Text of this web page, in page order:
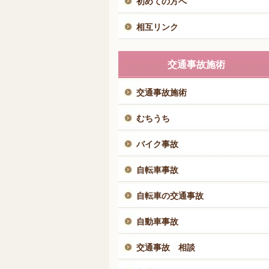
相互リンク
交通事故施術
交通事故施術
むちうち
バイク事故
自転車事故
自転車の交通事故
自動車事故
交通事故 相談